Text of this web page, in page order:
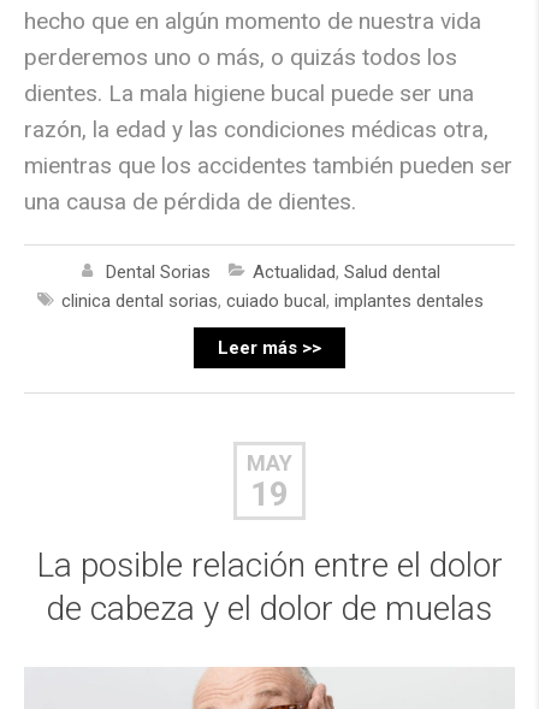
hecho que en algún momento de nuestra vida
perderemos uno o más, o quizás todos los
dientes. La mala higiene bucal puede ser una
razón, la edad y las condiciones médicas otra,
mientras que los accidentes también pueden ser
una causa de pérdida de dientes.
Dental Sorias Actualidad, Salud dental
clinica dental sorias, cuiado bucal, implantes dentales
Leer más >>
MAY
19
La posible relación entre el dolor
de cabeza y el dolor de muelas